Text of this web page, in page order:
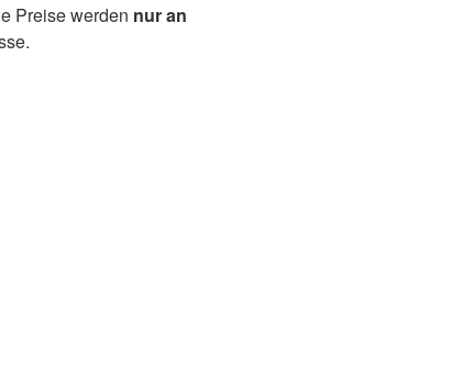
Preise werden nur an